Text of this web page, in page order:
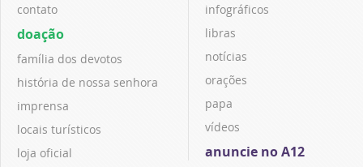
contato
doação
família dos devotos
história de nossa senhora
imprensa
locais turísticos
loja oficial
infográficos
libras
notícias
orações
papa
vídeos
anuncie no A12